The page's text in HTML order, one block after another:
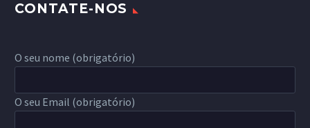
CONTATE-NOS
O seu nome (obrigatório)
O seu Email (obrigatório)